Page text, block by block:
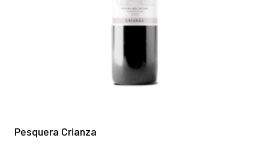
Pesquera Crianza